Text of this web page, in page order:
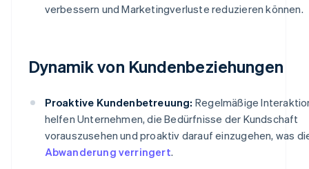
verbessern und Marketingverluste reduzieren können.
Dynamik von Kundenbeziehungen
Proaktive Kundenbetreuung: Regelmäßige
helfen Unternehmen, die Bedürfnisse der Kundschaft
vorauszusehen und proaktiv darauf einzugehen, was
Abwanderung verringert.